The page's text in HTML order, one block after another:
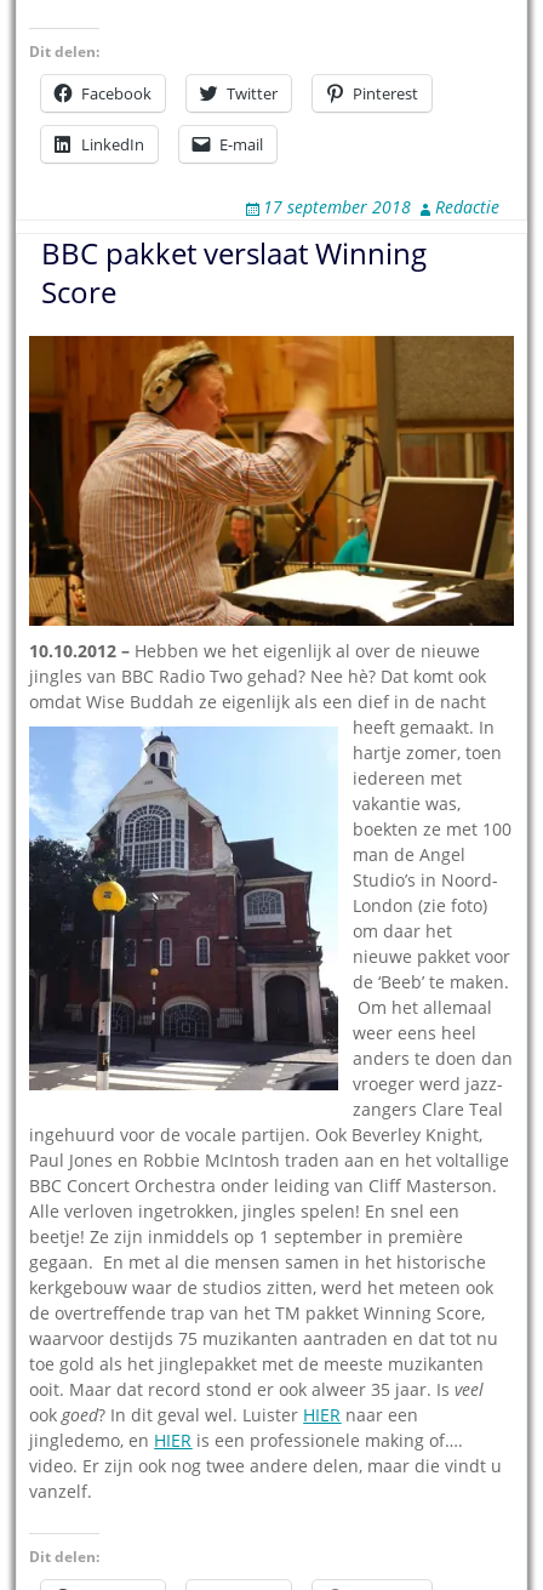
Dit delen:
Facebook Twitter Pinterest
LinkedIn E-mail
17 september 2018 Redactie
BBC pakket verslaat Winning
Score
10.10.2012 – Hebben we het eigenlijk al over de nieuwe
jingles van BBC Radio Two gehad? Nee hè? Dat komt ook
omdat Wise Buddah zeeigenlijk als een dief in de nacht
heeft gemaakt. In
hartje zomer, toen
iedereen met
vakantie was,
boekten ze met 100
man de Angel
Studio’s in Noord-
London (zie foto)
om daar het
nieuwe pakket voor
de ‘Beeb’ te maken.
Om het allemaal
weer eens heel
anders te doen dan
vroeger werd jazz-
zangers Clare Teal
ingehuurd voor de vocale partijen. Ook Beverley Knight,
Paul Jones en Robbie McIntosh traden aan en het voltallige
BBC Concert Orchestra onder leiding van Cliff Masterson.
Alle verloven ingetrokken, jingles spelen! En snel een
beetje! Ze zijn inmiddels op 1 september in première
gegaan. En met al die mensen samen in het historische
kerkgebouw waar de studios zitten, werd het meteen ook
de overtreffende trap van het TM pakket Winning Score,
waarvoor destijds 75 muzikanten aantraden en dat tot nu
toe gold als het jinglepakket met de meeste muzikanten
ooit. Maar dat record stond er ook alweer 35 jaar. Isveel
ookgoed? In dit geval wel. Luister HIER naar een
jingledemo, en HIER is een professionele making of….
video. Er zijn ook nog twee andere delen, maar die vindt u
vanzelf.
Dit delen: